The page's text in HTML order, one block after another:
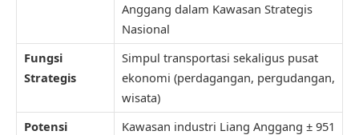
Anggang dalam Kawasan Strategis
Nasional
Fungsi
Strategis
Simpul transportasi sekaligus pusat
ekonomi (perdagangan, pergudangan,
wisata)
Potensi
Kawasan industri Liang Anggang ± 951